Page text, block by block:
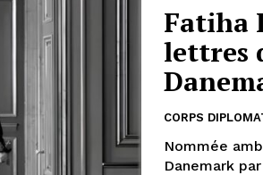
S'ABONNER MAINTENANT
Fatiha
lettres
CORPS
Nommée
Danemark